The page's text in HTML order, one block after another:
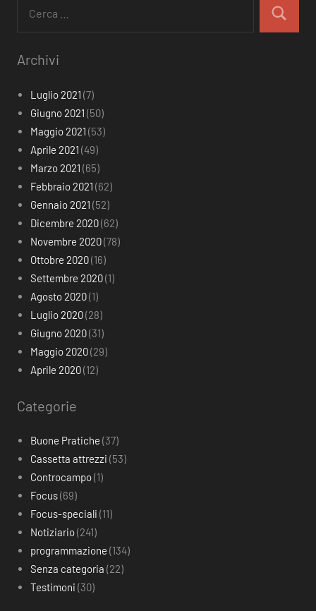
per:
Cerca
Archivi
Luglio 2021 (7)
Giugno 2021 (50)
Maggio 2021 (53)
Aprile 2021 (49)
Marzo 2021 (65)
Febbraio 2021 (62)
Gennaio 2021 (52)
Dicembre 2020(62)
Novembre 2020(78)
Ottobre 2020(16)
Settembre 2020(1)
Agosto 2020(1)
Luglio 2020(28)
Giugno 2020(31)
Maggio 2020(29)
Aprile 2020(12)
Categorie
Buone Pratiche (37)
Cassetta attrezzi (53)
Controcampo(1)
Focus(69)
Focus-speciali (11)
Notiziario(241)
programmazione (134)
Senza categoria (22)
Testimoni (30)